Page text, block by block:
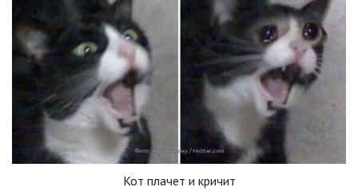
Кот плачет и кричит